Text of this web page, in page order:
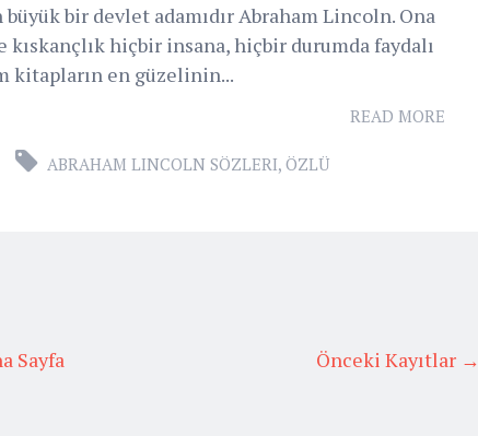
bir devlet adamıdır Abraham Lincoln. Ona
kıskançlık hiçbir insana, hiçbir durumda faydalı
kitapların en güzelinin...
READ MORE
ABRAHAM LINCOLN SÖZLERI, ÖZLÜ
Önceki Kayıtlar →
Sayfa